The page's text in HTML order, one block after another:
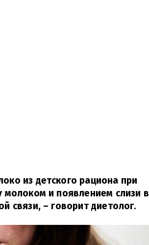
из детского рациона при
и появлением слизи в
связи, – говорит диетолог.